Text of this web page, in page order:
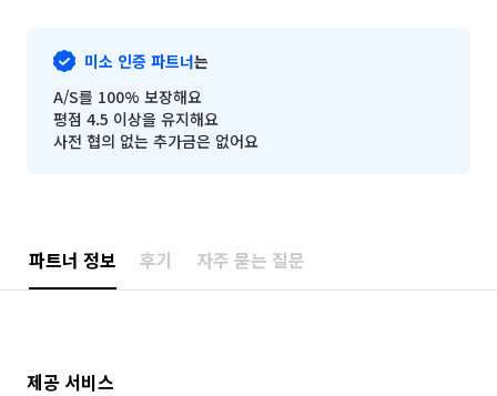
미소 인증 파트너는
A/S를 100% 보장해요
평점 4.5 이상을 유지해요
사전 협의 없는 추가금은 없어요
파트너 정보 후기 자주 묻는 질문
제공 서비스